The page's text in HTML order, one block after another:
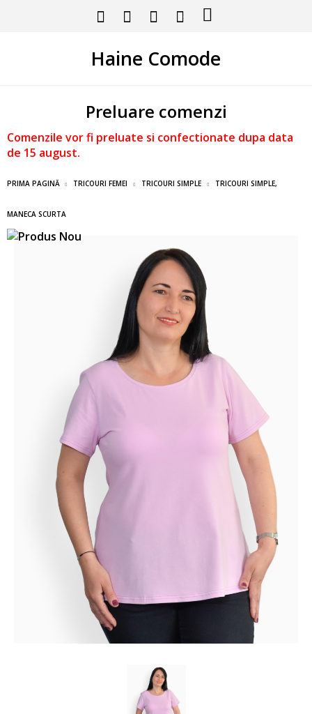
Haine Comode
Preluare comenzi
Comenzile vor fi preluate si confectionate dupa data
de 15 august.
PRIMA PAGINĂ TRICOURI FEMEI TRICOURI SIMPLE TRICOURI SIMPLE,
MANECA SCURTA